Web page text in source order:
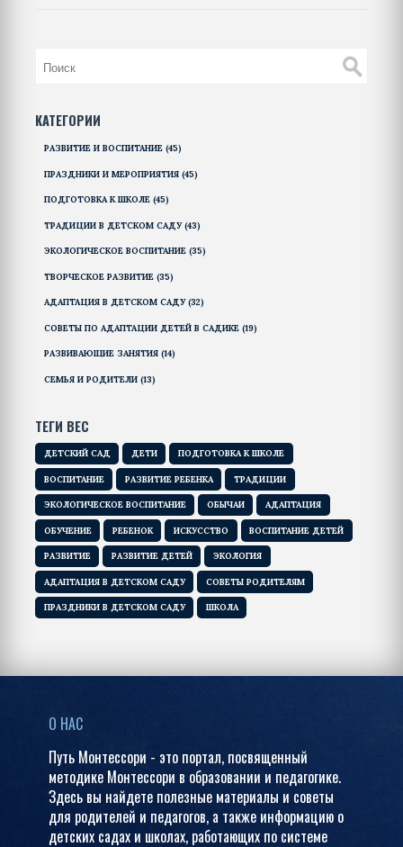
КАТЕГОРИИ
РАЗВИТИЕ И ВОСПИТАНИЕ (45)
ПРАЗДНИКИ И МЕРОПРИЯТИЯ (45)
ПОДГОТОВКА К ШКОЛЕ (45)
ТРАДИЦИИ В ДЕТСКОМ САДУ(43)
ЭКОЛОГИЧЕСКОЕ ВОСПИТАНИЕ (35)
ТВОРЧЕСКОЕ РАЗВИТИЕ (35)
АДАПТАЦИЯ В ДЕТСКОМ САДУ(32)
СОВЕТЫ ПО АДАПТАЦИИ ДЕТЕЙ В САДИКЕ (19)
РАЗВИВАЮЩИЕ ЗАНЯТИЯ (14)
СЕМЬЯ И РОДИТЕЛИ (13)
ТЕГИ ВЕС
ДЕТСКИЙ САД ДЕТИ ПОДГОТОВКА К ШКОЛЕ
ВОСПИТАНИЕ РАЗВИТИЕ РЕБЕНКА ТРАДИЦИИ
ЭКОЛОГИЧЕСКОЕ ВОСПИТАНИЕ ОБЫЧАИ АДАПТАЦИЯ
ОБУЧЕНИЕ РЕБЕНОК ИСКУССТВО ВОСПИТАНИЕ ДЕТЕЙ
РАЗВИТИЕ РАЗВИТИЕ ДЕТЕЙ ЭКОЛОГИЯ
АДАПТАЦИЯ В ДЕТСКОМ САДУ СОВЕТЫ РОДИТЕЛЯМ
ПРАЗДНИКИ В ДЕТСКОМ САДУ ШКОЛА
О НАС
Путь Монтессори - это портал, посвященный
методике Монтессори в образовании и педагогике.
Здесь вы найдете полезные материалы и советы
для родителей и педагогов, а также информацию о
детских садах и школах, работающих по системе